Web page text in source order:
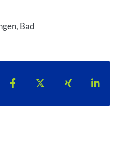
Bad
Teilen auf Facebook
Teilen auf X
Teilen auf